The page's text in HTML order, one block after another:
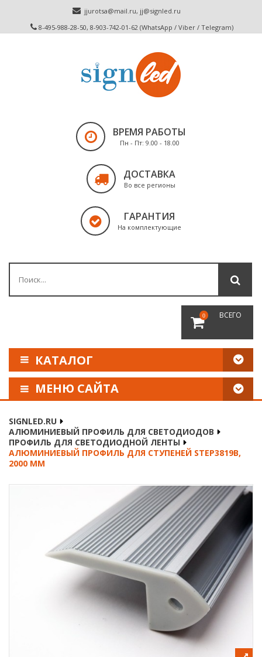
jjurotsa@mail.ru, jj@signled.ru
8-495-988-28-50, 8-903-742-01-62 (WhatsApp / Viber / Telegram)
ВРЕМЯ РАБОТЫ
Пн - Пт: 9.00 - 18.00
ДОСТАВКА
Во все регионы
ГАРАНТИЯ
На комплектующие
0 ВСЕГО
КАТАЛОГ
МЕНЮ САЙТА
ОПЛАТА И ДОСТАВКА
НАШИ РЕКВИЗИТЫ
SIGNLED.RU
АЛЮМИНИЕВЫЙ ПРОФИЛЬ ДЛЯ СВЕТОДИОДОВ
ПРОФИЛЬ ДЛЯ СВЕТОДИОДНОЙ ЛЕНТЫ
АЛЮМИНИЕВЫЙ ПРОФИЛЬ ДЛЯ СТУПЕНЕЙ STEP3819B,
2000 ММ